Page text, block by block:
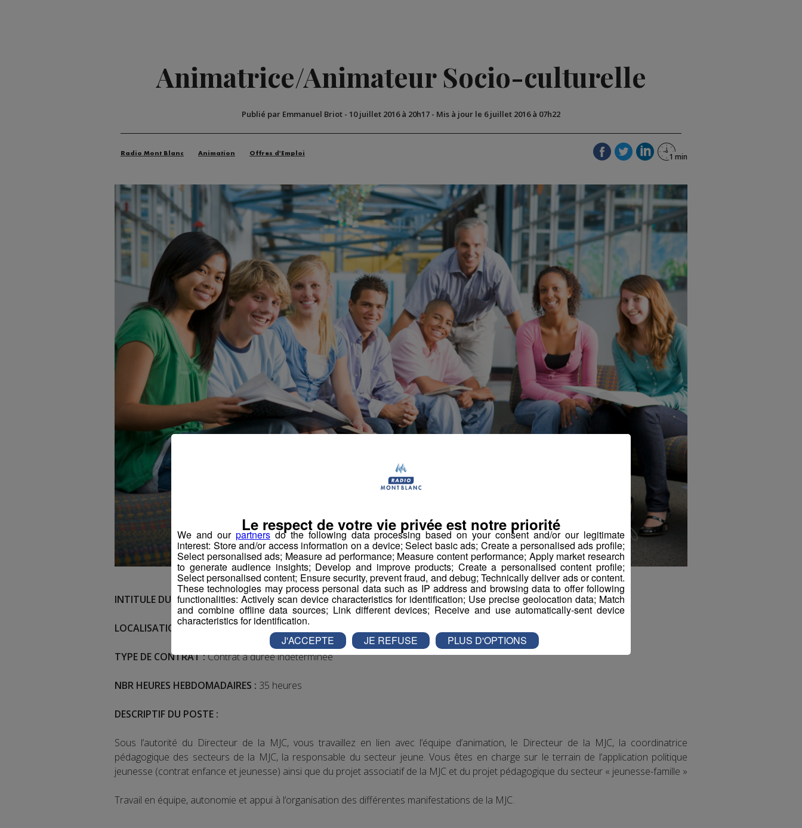
Animatrice/Animateur Socio-culturelle
Publié par Emmanuel Briot - 10 juillet 2016 à 20h17 - Mis à jour le 6 juillet 2016 à 07h22
Radio Mont Blanc Animation Offres d'Emploi
INTITULE DU POSTE :Animatrice/Animateur Socio-culturelle
LOCALISATION :Chamonix
TYPE DE CONTRAT :Contrat à durée indéterminée
NBR HEURES HEBDOMADAIRES : 35 heures
DESCRIPTIF DU POSTE :
Sous l’autorité du Directeur de la MJC, vous travaillez en lien avec l’équipe d’animation, le Directeur de la MJC, la coordinatrice
pédagogique des secteurs de la MJC, la responsable du secteur jeune. Vous êtes en charge sur le terrain de l’application politique
jeunesse (contrat enfance et jeunesse) ainsi que du projet associatif de la MJC et du projet pédagogique du secteur « jeunesse-famille »
Travail en équipe, autonomie et appui à l’organisation des différentes manifestations de la MJC.
We and our partnersdo the following data processing based on your consent and/or our legitimate
interest: Store and/or access information on a device; Select basic ads; Create a personalised ads profile;
Select personalised ads; Measure ad performance; Measure content performance; Apply market research
to generate audience insights; Develop and improve products; Create a personalised content profile;
Select personalised content; Ensure security, prevent fraud, and debug; Technically deliver ads or content.
These technologies may process personal data such as IP address and browsing data to offer following
functionalities: Actively scan device characteristics for identification; Use precise geolocation data; Match
and combine offline data sources; Link different devices; Receive and use automatically-sent device
characteristics for identification.
Le respect de votre vie privée est notre priorité
J'ACCEPTE JE REFUSE PLUS D'OPTIONS